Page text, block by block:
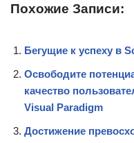
Похожие Записи:
Бегущие к успеху в
Освободите
качество
Visual Paradigm
Достижение